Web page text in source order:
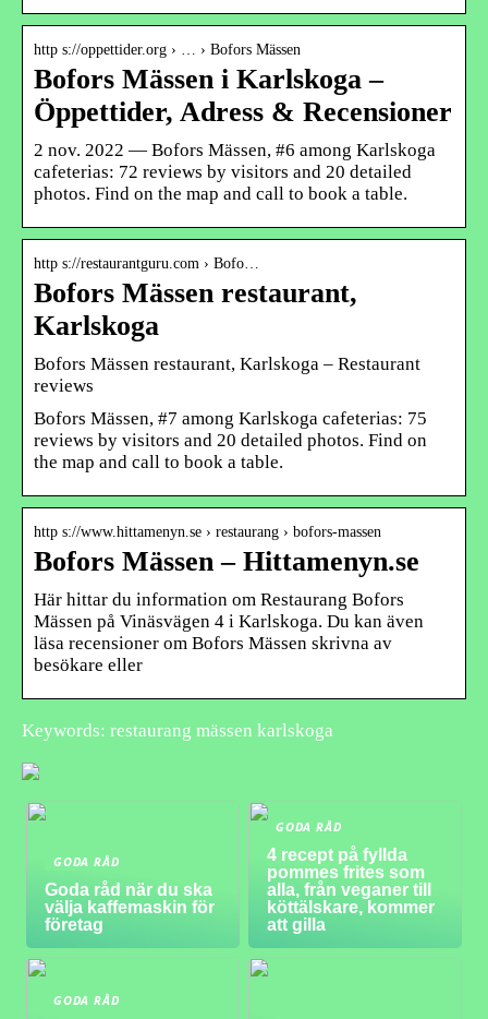
http s://oppettider.org › … › Bofors Mässen
Bofors Mässen i Karlskoga –
Öppettider, Adress & Recensioner
2 nov. 2022 — Bofors Mässen, #6 among Karlskoga
cafeterias: 72 reviews by visitors and 20 detailed
photos. Find on the map and call to book a table.
http s://restaurantguru.com › Bofo…
Bofors Mässen restaurant,
Karlskoga
Bofors Mässen restaurant, Karlskoga – Restaurant
reviews
Bofors Mässen, #7 among Karlskoga cafeterias: 75
reviews by visitors and 20 detailed photos. Find on
the map and call to book a table.
http s://www.hittamenyn.se › restaurang › bofors-massen
Bofors Mässen – Hittamenyn.se
Här hittar du information om Restaurang Bofors
Mässen på Vinäsvägen 4 i Karlskoga. Du kan även
läsa recensioner om Bofors Mässen skrivna av
besökare eller
Keywords: restaurang mässen karlskoga
GODA RÅD
Goda råd när du ska
välja kaffemaskin för
företag
GODA RÅD
4 recept på fyllda
pommes frites som
alla, från veganer till
köttälskare, kommer
att gilla
GODA RÅD